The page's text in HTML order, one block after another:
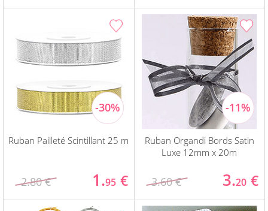
Ruban Pailleté Scintillant 25 m
2.80 € 1.95 €
Ruban Organdi Bords Satin
Luxe 12mm x 20m
3.60 € 3.20 €